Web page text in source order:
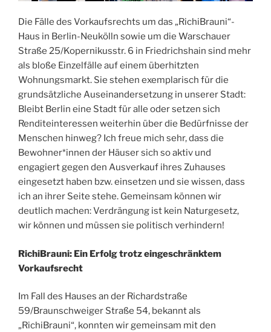
Die Fälle des Vorkaufsrechts um das „RichiBrauni“-
Haus in Berlin-Neukölln sowie um die Warschauer
Straße 25/Kopernikusstr. 6 in Friedrichshain sind mehr
als bloße Einzelfälle auf einem überhitzten
Wohnungsmarkt. Sie stehen exemplarisch für die
grundsätzliche Auseinandersetzung in unserer Stadt:
Bleibt Berlin eine Stadt für alle oder setzen sich
Renditeinteressen weiterhin über die Bedürfnisse der
Menschen hinweg? Ich freue mich sehr, dass die
Bewohner*innen der Häuser sich so aktiv und
engagiert gegen den Ausverkauf ihres Zuhauses
eingesetzt haben bzw. einsetzen und sie wissen, dass
ich an ihrer Seite stehe. Gemeinsam können wir
deutlich machen: Verdrängung ist kein Naturgesetz,
wir können und müssen sie politisch verhindern!
RichiBrauni: Ein Erfolg trotz eingeschränktem
Vorkaufsrecht
Im Fall des Hauses an der Richardstraße
59/Braunschweiger Straße 54, bekannt als
„RichiBrauni“, konnten wir gemeinsam mit den